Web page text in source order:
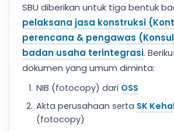
SBU diberikan untuk tiga bentuk
pelaksana jasa konstruksi
perencana & pengawas
badan usaha terintegrasi.
dokumen yang umum diminta:
NIB (fotocopy) dari OSS
Akta perusahaan serta SK
(fotocopy)